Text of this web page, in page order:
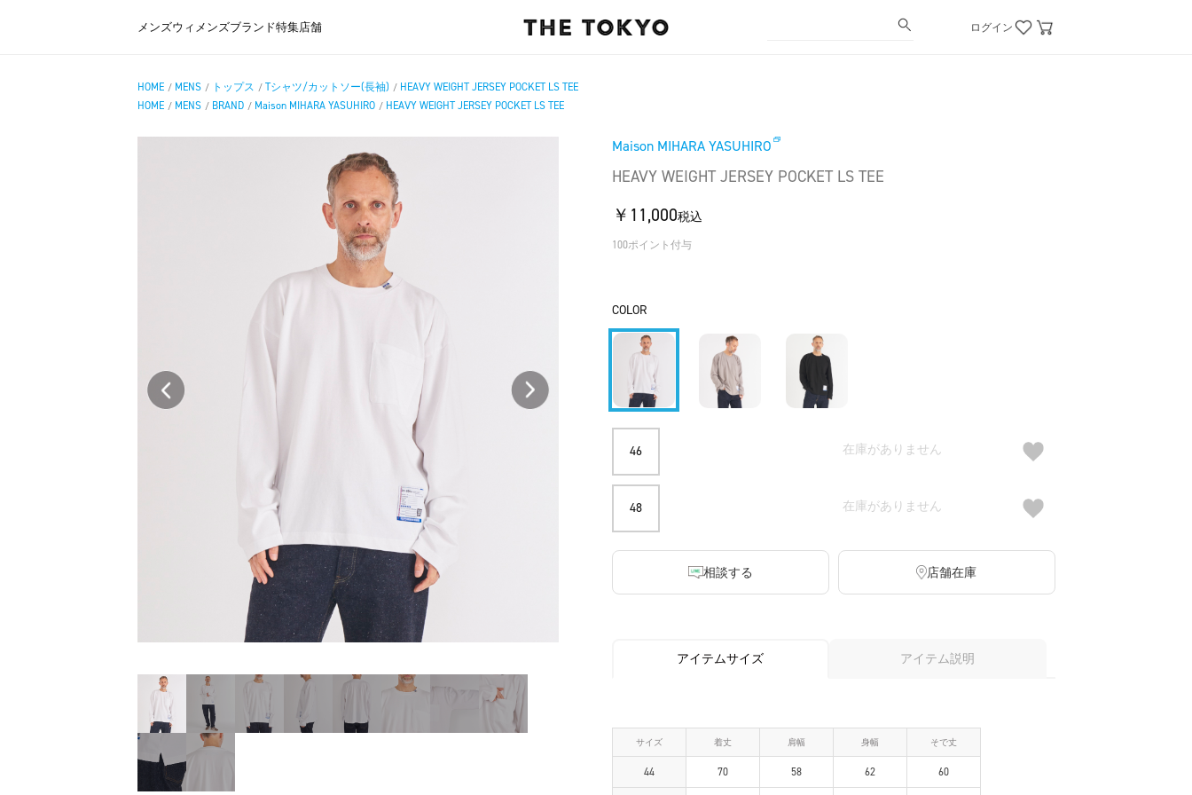
メンズウィメンズブランド特集店舗 ログイン
HOME / MENS / トップス / Tシャツ/カットソー(長袖) / HEAVY WEIGHT JERSEY POCKET LS TEE
HOME / MENS / BRAND / Maison MIHARA YASUHIRO / HEAVY WEIGHT JERSEY POCKET LS TEE
Maison MIHARA YASUHIRO
HEAVY WEIGHT JERSEY POCKET LS TEE
￥11,000税込
100ポイント付与
COLOR
46 在庫がありません
48 在庫がありません
相談する 店舗在庫
アイテムサイズ アイテム説明
サイズ 着丈 肩幅 身幅 そで丈
44 70 58 62 60